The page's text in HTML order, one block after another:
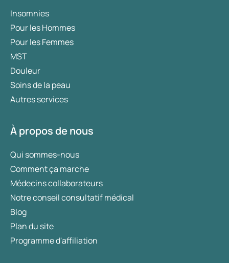
Insomnies
Pour les Hommes
Pour les Femmes
MST
Douleur
Soins de la peau
Autres services
À propos de nous
Qui sommes-nous
Comment ça marche
Médecins collaborateurs
Notre conseil consultatif médical
Blog
Plan du site
Programme d'affiliation